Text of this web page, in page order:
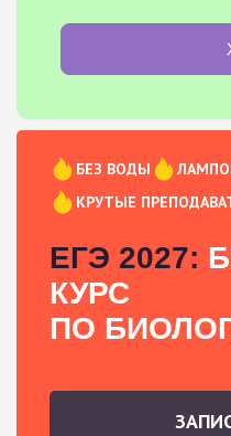
БЕЗ ВОДЫ
КРУТЫЕ
ЕГЭ 2027:
КУРС
ПО